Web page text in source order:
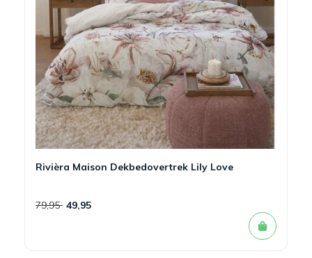
Rivièra Maison Dekbedovertrek Lily Love
79,95 49,95